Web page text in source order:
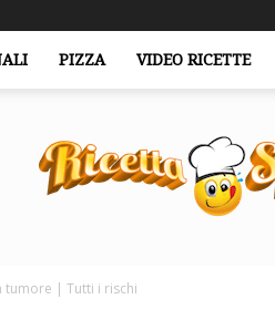
PIZZA VIDEO RICETTE
tumore | Tutti i rischi